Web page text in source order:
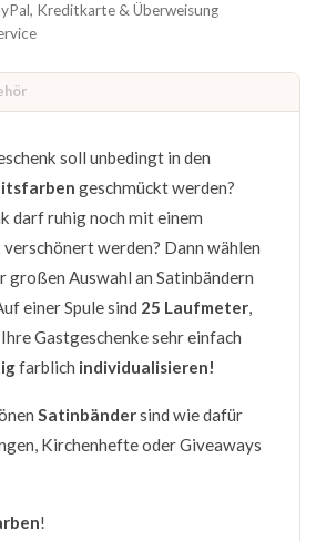
Kreditkarte & Überweisung
soll unbedingt in den
geschmückt werden?
darf ruhig noch mit einem
verschönert werden? Dann wählen
großen Auswahl an Satinbändern
einer Spule sind 25 Laufmeter
Gastgeschenke sehr einfach
farblich individualisieren!
Satinbändersind wie dafür
Kirchenhefte oder Giveaways
!